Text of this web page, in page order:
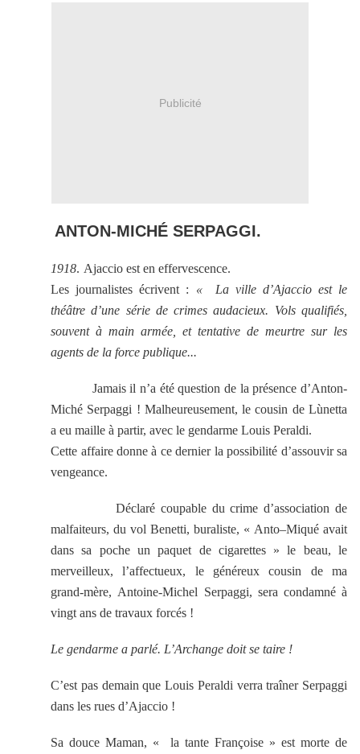
Publicité
ANTON-MICHÉ SERPAGGI.
1918. Ajaccio est en effervescence.
Les journalistes écrivent : « La ville d’Ajaccio est le
théâtre d’une série de crimes audacieux. Vols qualifiés,
souvent à main armée, et tentative de meurtre sur les
agents de la force publique...
Jamais il n’a été question de la présence d’Anton-
Miché Serpaggi ! Malheureusement, le cousin de Lùnetta
a eu maille à partir, avec le gendarme Louis Peraldi.
Cette affaire donne à ce dernier la possibilité d’assouvir sa
vengeance.
Déclaré coupable du crime d’association de
malfaiteurs, du vol Benetti, buraliste, « Anto–Miqué avait
dans sa poche un paquet de cigarettes » le beau, le
merveilleux, l’affectueux, le généreux cousin de ma
grand-mère, Antoine-Michel Serpaggi, sera condamné à
vingt ans de travaux forcés !
Le gendarme a parlé. L’Archange doit se taire !
C’est pas demain que Louis Peraldi verra traîner Serpaggi
dans les rues d’Ajaccio !
Sa douce Maman, « la tante Françoise » est morte de